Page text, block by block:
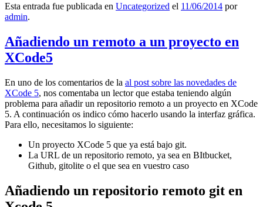
Esta entrada fue publicada en Uncategorized el 11/06/2014 por
admin.
Añadiendo un remoto a un proyecto en
XCode5
En uno de los comentarios de la al post sobre las novedades de
XCode 5, nos comentaba un lector que estaba teniendo algún
problema para añadir un repositorio remoto a un proyecto en XCode
5. A continuación os indico cómo hacerlo usando la interfaz gráfica.
Para ello, necesitamos lo siguiente:
Un proyecto XCode 5 que ya está bajo git.
La URL de un repositorio remoto, ya sea en BItbucket,
Github, gitolite o el que sea en vuestro caso
Añadiendo un repositorio remoto git en